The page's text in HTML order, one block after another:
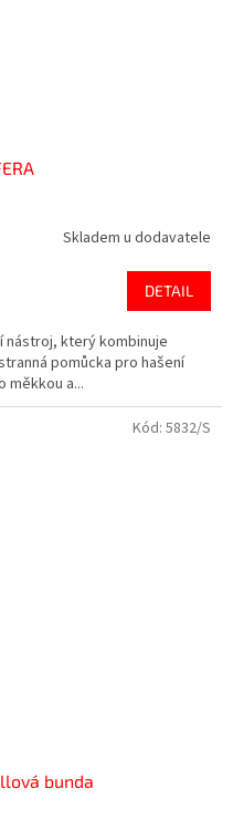
Skladem u dodavatele
DETAIL
nástroj, který kombinuje
pomůcka pro hašení
měkkou a...
bunda
Kód: 5832/S